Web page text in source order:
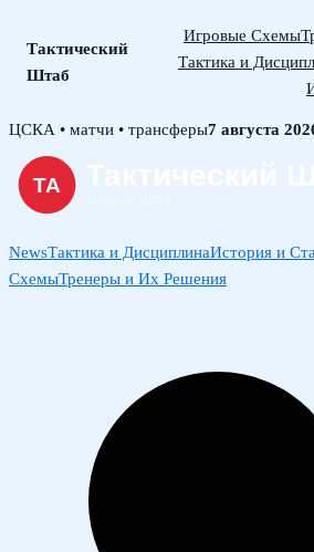
Тактический
Штаб
Игровые Схемы
Тактика и
Skip
content
ЦСКА • матчи • трансферы7 августа
NewsТактика и ДисциплинаИстория и
СхемыТренеры и Их Решения